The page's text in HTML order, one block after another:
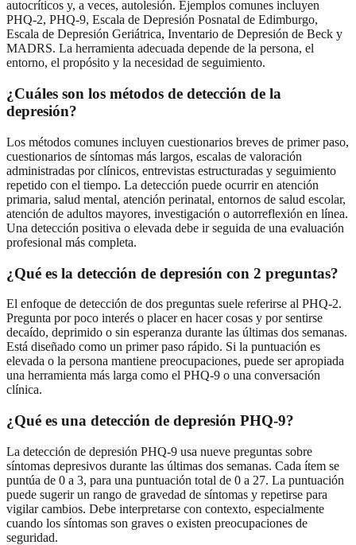
autocríticos y, a veces, autolesión. Ejemplos comunes incluyen
PHQ-2, PHQ-9, Escala de Depresión Posnatal de Edimburgo,
Escala de Depresión Geriátrica, Inventario de Depresión de Beck y
MADRS. La herramienta adecuada depende de la persona, el
entorno, el propósito y la necesidad de seguimiento.
¿Cuáles son los métodos de detección de la
depresión?
Los métodos comunes incluyen cuestionarios breves de primer paso,
cuestionarios de síntomas más largos, escalas de valoración
administradas por clínicos, entrevistas estructuradas y seguimiento
repetido con el tiempo. La detección puede ocurrir en atención
primaria, salud mental, atención perinatal, entornos de salud escolar,
atención de adultos mayores, investigación o autorreflexión en línea.
Una detección positiva o elevada debe ir seguida de una evaluación
profesional más completa.
¿Qué es la detección de depresión con 2 preguntas?
El enfoque de detección de dos preguntas suele referirse al PHQ-2.
Pregunta por poco interés o placer en hacer cosas y por sentirse
decaído, deprimido o sin esperanza durante las últimas dos semanas.
Está diseñado como un primer paso rápido. Si la puntuación es
elevada o la persona mantiene preocupaciones, puede ser apropiada
una herramienta más larga como el PHQ-9 o una conversación
clínica.
¿Qué es una detección de depresión PHQ-9?
La detección de depresión PHQ-9 usa nueve preguntas sobre
síntomas depresivos durante las últimas dos semanas. Cada ítem se
puntúa de 0 a 3, para una puntuación total de 0 a 27. La puntuación
puede sugerir un rango de gravedad de síntomas y repetirse para
vigilar cambios. Debe interpretarse con contexto, especialmente
cuando los síntomas son graves o existen preocupaciones de
seguridad.